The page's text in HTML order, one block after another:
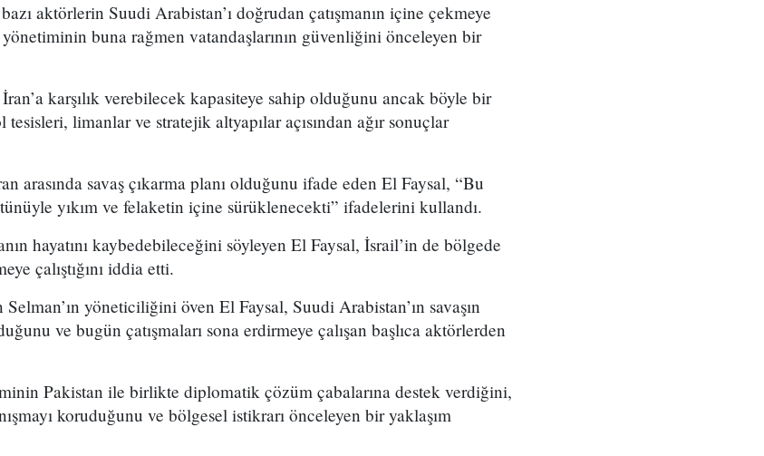
aktörlerin Suudi Arabistan’ı doğrudan çatışmanın içine çekmeye
yönetiminin buna rağmen vatandaşlarının güvenliğini önceleyen bir
karşılık verebilecek kapasiteye sahip olduğunu ancak böyle bir
limanlar ve stratejik altyapılar açısından ağır sonuçlar
arasında savaş çıkarma planı olduğunu ifade eden El Faysal, “Bu
yıkım ve felaketin içine sürüklenecekti” ifadelerini kullandı.
hayatını kaybedebileceğini söyleyen El Faysal, İsrail’in de bölgede
çalıştığını iddia etti.
yöneticiliğini öven El Faysal, Suudi Arabistan’ın savaşın
ve bugün çatışmaları sona erdirmeye çalışan başlıca aktörlerden
Pakistan ile birlikte diplomatik çözüm çabalarına destek verdiğini,
koruduğunu ve bölgesel istikrarı önceleyen bir yaklaşım